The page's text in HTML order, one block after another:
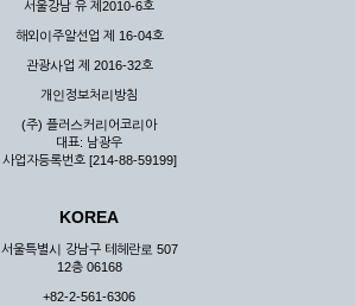
서울강남 유 제2010-6호
해외이주알선업 제 16-04호
관광사업 제 2016-32호
개인정보처리방침
(주) 플러스커리어코리아
대표: 남광우
사업자등록번호 [214-88-59199]
KOREA
서울특별시 강남구 테헤란로 507
12층 06168
+82-2-561-6306